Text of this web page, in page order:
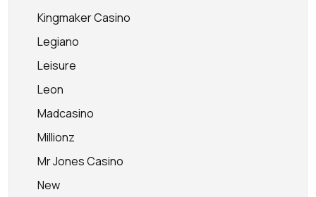
Kingmaker Casino
Legiano
Leisure
Leon
Madcasino
Millionz
Mr Jones Casino
New